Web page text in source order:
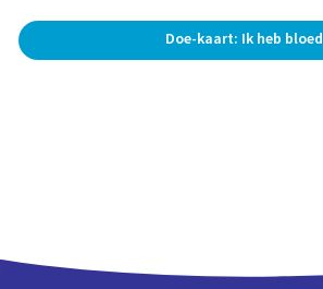
Doe-kaart: Ik heb bloed